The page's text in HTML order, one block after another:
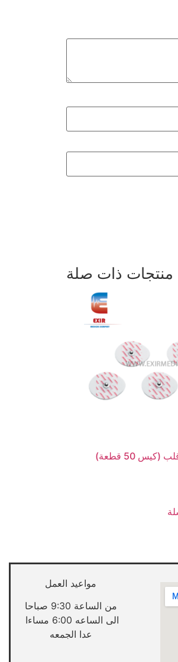
منتجات ذات صلة
50 قطعة)
مواعيد العمل
من الساعة 9:30 صباحا
الى الساعه 6:00 مساءا
عدا الجمعه